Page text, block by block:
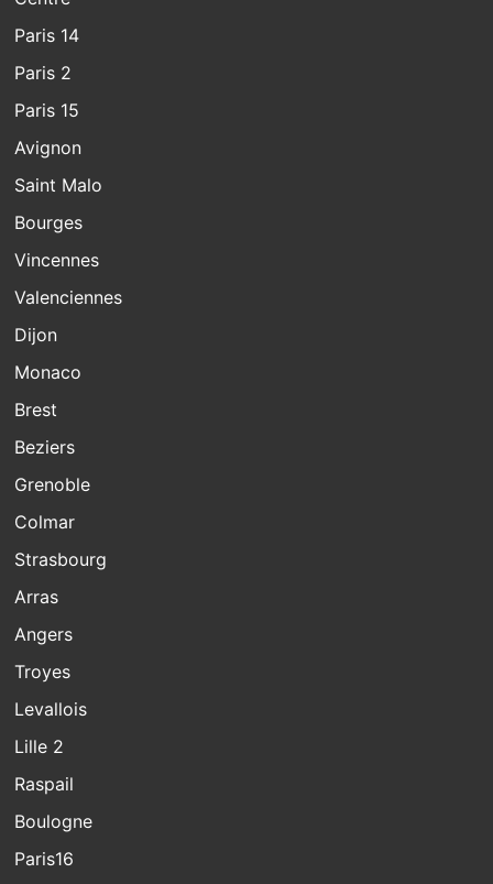
Paris 14
Paris 2
Paris 15
Avignon
Saint Malo
Bourges
Vincennes
Valenciennes
Dijon
Monaco
Brest
Beziers
Grenoble
Colmar
Strasbourg
Arras
Angers
Troyes
Levallois
Lille 2
Raspail
Boulogne
Paris16